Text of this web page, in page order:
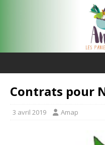
Contrats pour
3 avril 2019 Amap